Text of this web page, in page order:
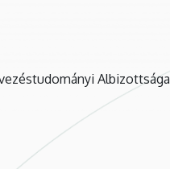
Albizottsága